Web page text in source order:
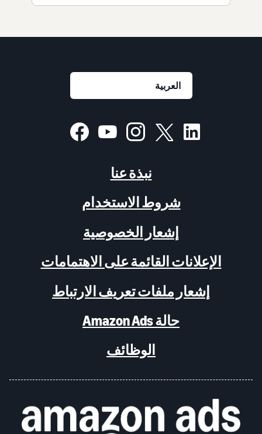
نبذة عنا
شروط الاستخدام
إشعار الخصوصية
الإعلانات القائمة على الاهتمامات
إشعار ملفات تعريف الارتباط
حالة Amazon Ads
الوظائف